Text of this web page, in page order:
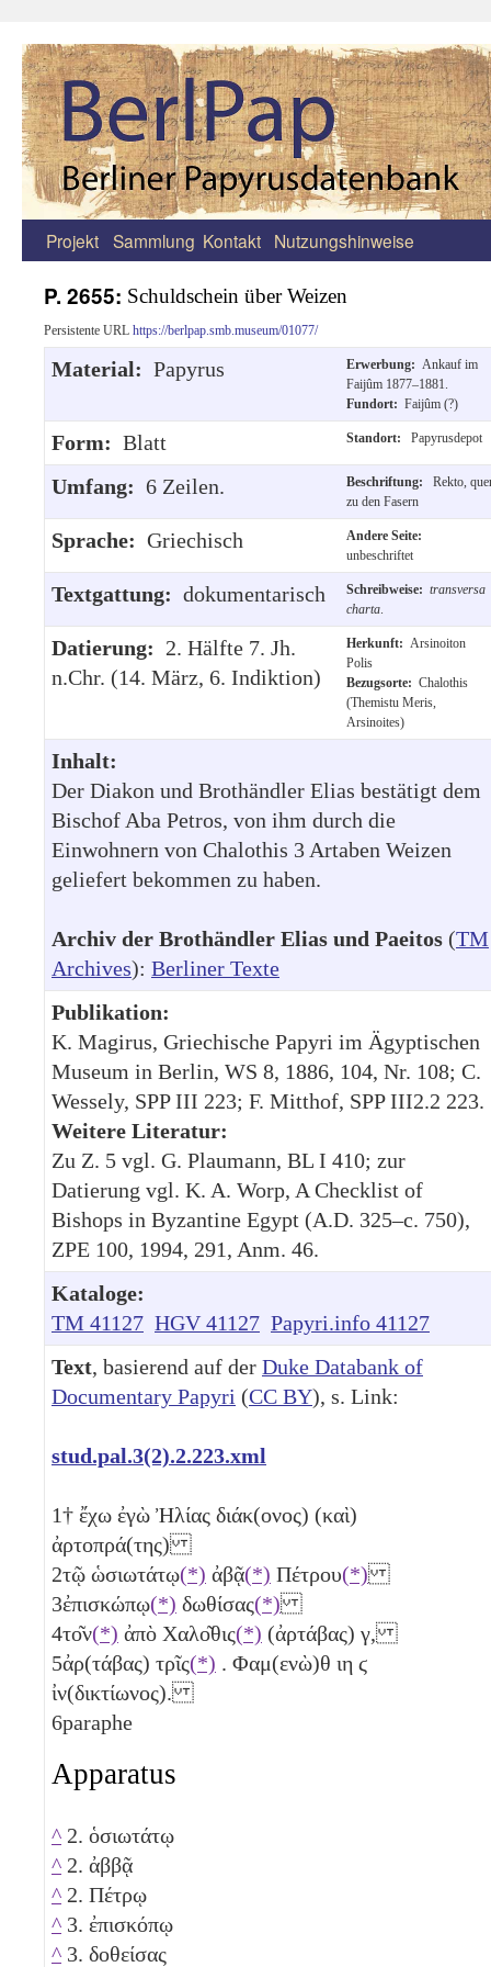
Zum
springen
Projekt Sammlung Kontakt Nutzungshinweise
P. 2655: Schuldschein über Weizen
Persistente URL https://berlpap.smb.museum/01077/
Material: Papyrus Erwerbung: Ankauf im
Faijûm 1877–1881.
Fundort: Faijûm (?)
Form: Blatt Standort: Papyrusdepot
Umfang: 6 Zeilen. Beschriftung:
Rekto,
zu den Fasern
Sprache: Griechisch
Andere Seite:
unbeschriftet
Textgattung: dokumentarisch Schreibweise: transversa
charta
Datierung: 2. Hälfte 7. Jh.
n.Chr. (14. März, 6. Indiktion)
Herkunft: Arsinoiton
Polis
Bezugsorte: Chalothis
(Themistu Meris,
Arsinoites)
Inhalt:
Der Diakon und Brothändler Elias bestätigt dem
Bischof Aba Petros, von ihm durch die
Einwohnern von Chalothis 3 Artaben Weizen
geliefert bekommen zu haben.
Archiv der Brothändler Elias und Paeitos (TM
Archives): Berliner Texte
Publikation:
K. Magirus, Griechische Papyri im Ägyptischen
Museum in Berlin, WS 8, 1886, 104, Nr. 108; C.
Wessely, SPP III 223; F. Mitthof, SPP III2.2 223.
Weitere Literatur:
Zu Z. 5 vgl. G. Plaumann, BL I 410; zur
Datierung vgl. K. A. Worp, A Checklist of
Bishops in Byzantine Egypt (A.D. 325–c. 750),
ZPE 100, 1994, 291, Anm. 46.
Kataloge:
TM 41127 HGV 41127 Papyri.info 41127
Text, basierend auf der Duke Databank of
Documentary Papyri (CC BY), s. Link:
stud.pal.3(2).2.223.xml
1† ἔχω ἐγὼ Ἠλίας διάκ(ονος) (καὶ)
ἀρτοπρά(της)
2τῷ ὡσιωτάτῳ(*) ἀβᾷ(*) Πέτρου(*)
3ἐπισκώπῳ(*) δωθίσας(*)
4το͂ν(*) ἀπὸ Χαλο͂θις(*) (ἀρτάβας) γ,
5ἀρ(τάβας) τρῖς(*) . Φαμ(ενὼ)θ ιη ϛ
ἰν(δικτίωνος).
6paraphe
Apparatus
^ 2. ὁσιωτάτῳ
^ 2. ἀββᾷ
^ 2. Πέτρῳ
^ 3. ἐπισκόπῳ
^ 3. δοθείσας